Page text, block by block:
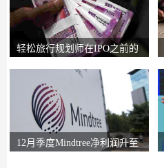
轻松旅行规划师在IPO之前的
12月季度Mindtree净利润升至